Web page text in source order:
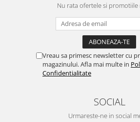
Nu rata ofertele si
Vreau sa primesc newsletter cu
magazinului. Afla mai multe in
Confidentialitate
SOCIAL
Urmareste-ne in social